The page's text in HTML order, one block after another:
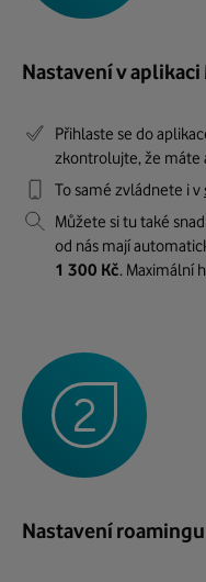
Nastavení v
Přihlaste se do
zkontrolujte, že máte
To samé zvládnete i v
Můžete si tu také
od nás mají
1 300 Kč. Maximální
Nastavení